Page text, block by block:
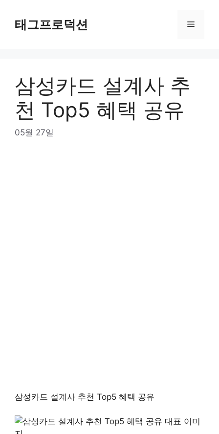
content태그프로덕션 Menu
삼성카드 설계사 추
천 Top5 혜택 공유
05월 27일
삼성카드 설계사 추천 Top5 혜택 공유